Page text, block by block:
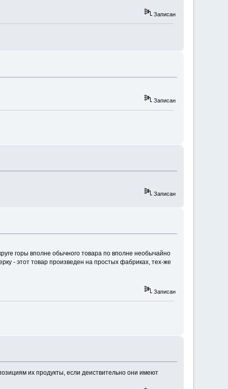
Записан
Записан
Записан
горы вполне обычного товара по вполне необычайно
- этот товар произведен на простых фабриках, тех-же
Записан
их продукты, если деиствительно они имеют